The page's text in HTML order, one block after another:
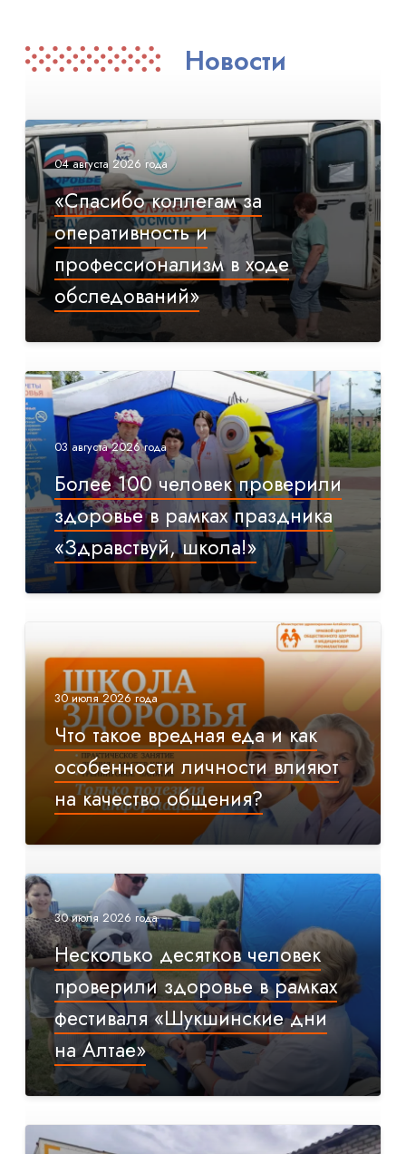
Новости
04 августа 2026 года
«Спасибо коллегам за
оперативность и
профессионализм в ходе
обследований»
03 августа 2026 года
Более 100 человек проверили
здоровье в рамках праздника
«Здравствуй, школа!»
30 июля 2026 года
Что такое вредная еда и как
особенности личности влияют
на качество общения?
30 июля 2026 года
Несколько десятков человек
проверили здоровье в рамках
фестиваля «Шукшинские дни
на Алтае»